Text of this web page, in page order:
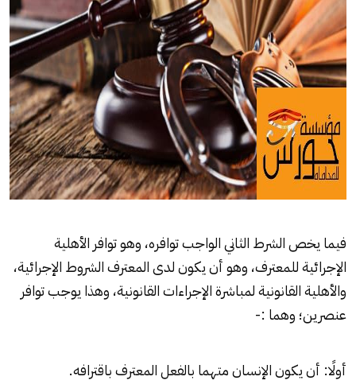
فيما يخص الشرط الثاني الواجب توافره، وهو توافر الأهلية
الإجرائية للمعترف، وهو أن يكون لدى المعترف الشروط الإجرائية،
والأهلية القانونية لمباشرة الإجراءات القانونية، وهذا يوجب توافر
عنصرين؛ وهما :-
أولًا: أن يكون الإنسان متهما بالفعل المعترف باقترافه.